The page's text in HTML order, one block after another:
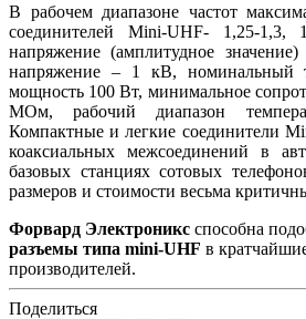
В рабочем диапазоне частот
соединителей Mini-UHF- 1,25-1,3,
напряжение (амплитудное
напряжение – 1 кВ, номинальный
мощность 100 Вт, минимальное
МОм, рабочий диапазон
Компактные и легкие соединители
коаксиальных межсоединений в
базовых станциях сотовых
размеров и стоимости весьма
Форвард Электроникс способна
разъемы типа mini-UHF в
производителей.
Поделиться